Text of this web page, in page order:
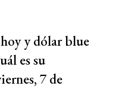
y dólar blue
es su
7 de